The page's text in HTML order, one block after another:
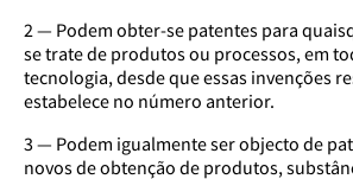
2 — Podem obter-se patentes para
se trate de produtos ou processos, em
tecnologia, desde que essas invenções
estabelece no número anterior.
3 — Podem igualmente ser objecto de
novos de obtenção de produtos,